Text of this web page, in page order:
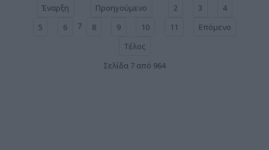
Έναρξη Προηγούμενο 2 3
4
5
6 7 8 9 10 11
Επόμενο
Τέλος
Σελίδα 7 από 964